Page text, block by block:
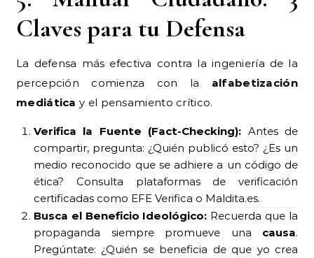
Claves para tu Defensa
La defensa más efectiva contra la ingeniería de la
percepción comienza con la alfabetización
mediática y el pensamiento crítico.
Verifica la Fuente (Fact-Checking): Antes de
compartir, pregunta: ¿Quién publicó esto? ¿Es un
medio reconocido que se adhiere a un código de
ética? Consulta plataformas de verificación
certificadas como EFE Verifica o Maldita.es.
Busca el Beneficio Ideológico: Recuerda que la
propaganda siempre promueve una causa.
Pregúntate: ¿Quién se beneficia de que yo crea